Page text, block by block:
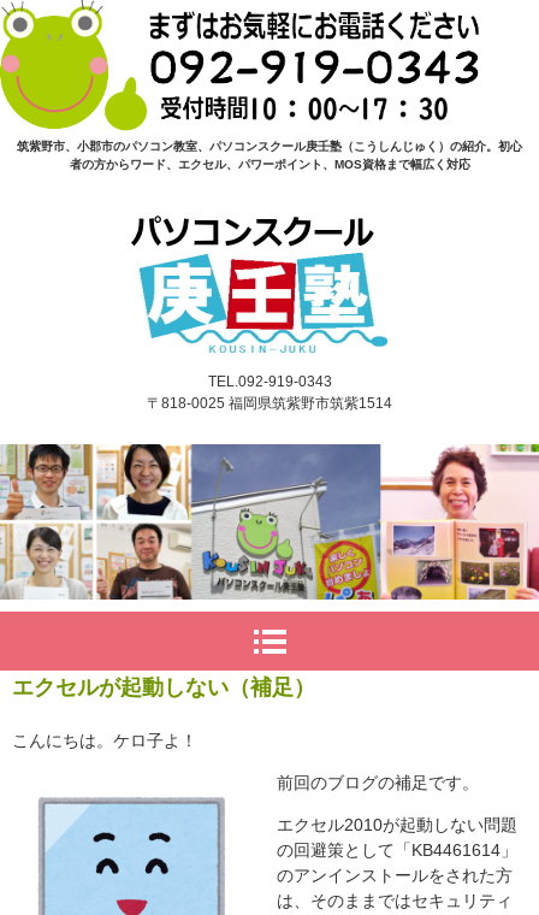
筑紫野市、小郡市のパソコン教室、パソコンスクール庚壬塾（こうしんじゅく）の紹介。初心
者の方からワード、エクセル、パワーポイント、MOS資格まで幅広く対応
TEL.092-919-0343
〒818-0025 福岡県筑紫野市筑紫1514
エクセルが起動しない（補足）
こんにちは。ケロ子よ！
前回のブログの補足です。
エクセル2010が起動しない問題
の回避策として「KB4461614」
のアンインストールをされた方
は、そのままではセキュリティ